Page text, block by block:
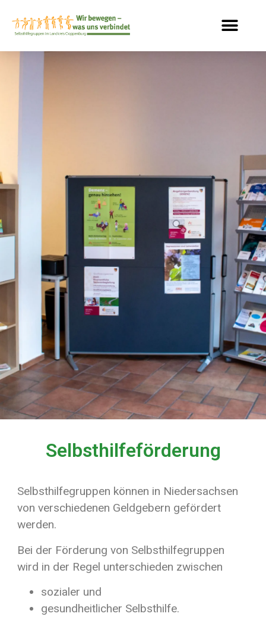
Förderungen
Selbsthilfeförderung
Selbsthilfegruppen können in Niedersachsen
von verschiedenen Geldgebern gefördert
werden.
Bei der Förderung von Selbsthilfegruppen
wird in der Regel unterschieden zwischen
sozialer und
gesundheitlicher Selbsthilfe.